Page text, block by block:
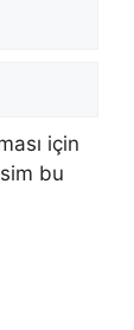
için
bu